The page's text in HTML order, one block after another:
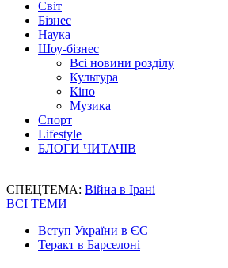
Світ
Бізнес
Наука
Шоу-бізнес
Всі новини розділу
Культура
Кіно
Музика
Спорт
Lifestyle
БЛОГИ ЧИТАЧІВ
СПЕЦТЕМА: Війна в Ірані
ВСІ ТЕМИ
Вступ України в ЄС
Теракт в Барселоні